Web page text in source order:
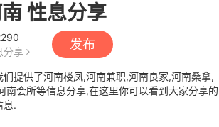
性息分享
分享
发布
提供了河南楼凤,河南兼职,河南良家,河南桑拿,
南会所等信息分享,在这里你可以看到大家分享的
息.